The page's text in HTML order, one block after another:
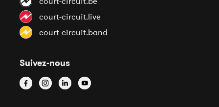
court-circuit.live
court-circuit.band
Suivez-nous